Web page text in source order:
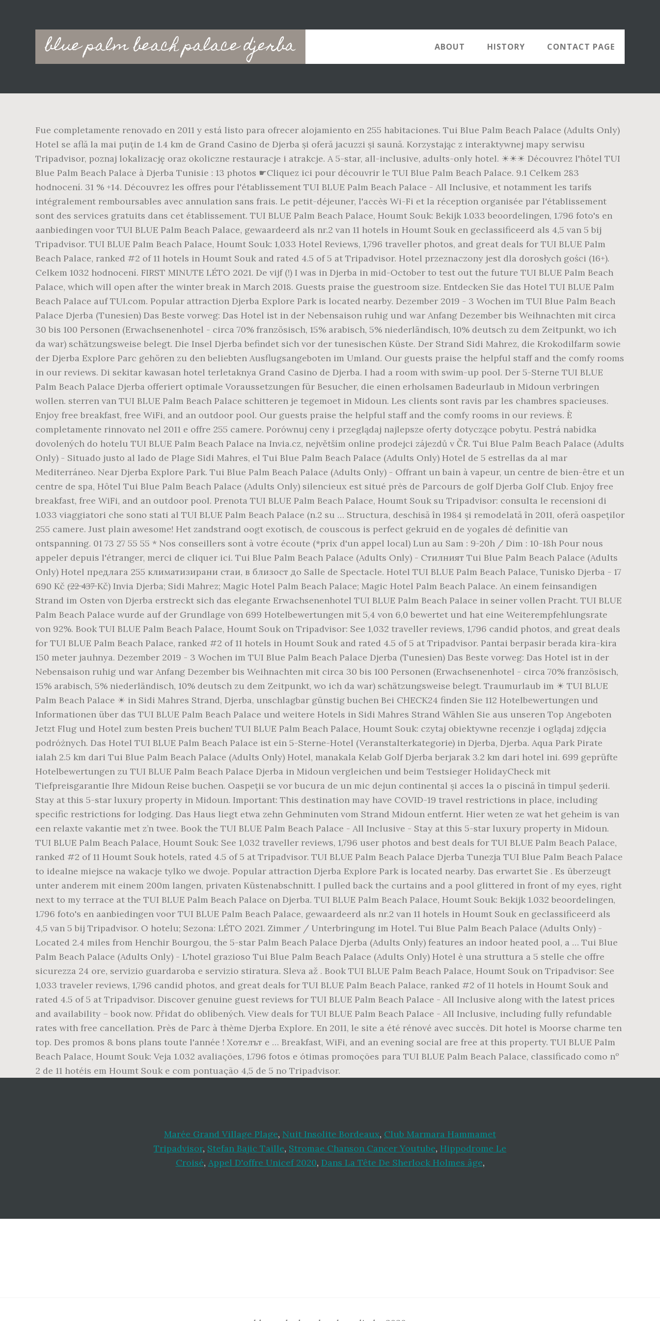
blue palm beach palace djerba
Main
navigation
ABOUT HISTORY CONTACT PAGE
Fue completamente renovado en 2011 y está listo para ofrecer alojamiento en 255 habitaciones. Tui Blue Palm Beach Palace (Adults Only)
Hotel se află la mai puțin de 1.4 km de Grand Casino de Djerba și oferă jacuzzi și saună. Korzystając z interaktywnej mapy serwisu
Tripadvisor, poznaj lokalizację oraz okoliczne restauracje i atrakcje. A 5-star, all-inclusive, adults-only hotel. ☀☀☀ Découvrez l'hôtel TUI
Blue Palm Beach Palace à Djerba Tunisie : 13 photos ☛Cliquez ici pour découvrir le TUI Blue Palm Beach Palace. 9.1 Celkem 283
hodnocení. 31 % +14. Découvrez les offres pour l'établissement TUI BLUE Palm Beach Palace - All Inclusive, et notamment les tarifs
intégralement remboursables avec annulation sans frais. Le petit-déjeuner, l'accès Wi-Fi et la réception organisée par l'établissement
sont des services gratuits dans cet établissement. TUI BLUE Palm Beach Palace, Houmt Souk: Bekijk 1.033 beoordelingen, 1.796 foto's en
aanbiedingen voor TUI BLUE Palm Beach Palace, gewaardeerd als nr.2 van 11 hotels in Houmt Souk en geclassificeerd als 4,5 van 5 bij
Tripadvisor. TUI BLUE Palm Beach Palace, Houmt Souk: 1,033 Hotel Reviews, 1,796 traveller photos, and great deals for TUI BLUE Palm
Beach Palace, ranked #2 of 11 hotels in Houmt Souk and rated 4.5 of 5 at Tripadvisor. Hotel przeznaczony jest dla dorosłych gości (16+).
Celkem 1032 hodnocení. FIRST MINUTE LÉTO 2021. De vijf (!) I was in Djerba in mid-October to test out the future TUI BLUE Palm Beach
Palace, which will open after the winter break in March 2018. Guests praise the guestroom size. Entdecken Sie das Hotel TUI BLUE Palm
Beach Palace auf TUI.com. Popular attraction Djerba Explore Park is located nearby. Dezember 2019 - 3 Wochen im TUI Blue Palm Beach
Palace Djerba (Tunesien) Das Beste vorweg: Das Hotel ist in der Nebensaison ruhig und war Anfang Dezember bis Weihnachten mit circa
30 bis 100 Personen (Erwachsenenhotel - circa 70% französisch, 15% arabisch, 5% niederländisch, 10% deutsch zu dem Zeitpunkt, wo ich
da war) schätzungsweise belegt. Die Insel Djerba befindet sich vor der tunesischen Küste. Der Strand Sidi Mahrez, die Krokodilfarm sowie
der Djerba Explore Parc gehören zu den beliebten Ausflugsangeboten im Umland. Our guests praise the helpful staff and the comfy rooms
in our reviews. Di sekitar kawasan hotel terletaknya Grand Casino de Djerba. I had a room with swim-up pool. Der 5-Sterne TUI BLUE
Palm Beach Palace Djerba offeriert optimale Voraussetzungen für Besucher, die einen erholsamen Badeurlaub in Midoun verbringen
wollen. sterren van TUI BLUE Palm Beach Palace schitteren je tegemoet in Midoun. Les clients sont ravis par les chambres spacieuses.
Enjoy free breakfast, free WiFi, and an outdoor pool. Our guests praise the helpful staff and the comfy rooms in our reviews. È
completamente rinnovato nel 2011 e offre 255 camere. Porównuj ceny i przeglądaj najlepsze oferty dotyczące pobytu. Pestrá nabídka
dovolených do hotelu TUI BLUE Palm Beach Palace na Invia.cz, největším online prodejci zájezdů v ČR. Tui Blue Palm Beach Palace (Adults
Only) - Situado justo al lado de Plage Sidi Mahres, el Tui Blue Palm Beach Palace (Adults Only) Hotel de 5 estrellas da al mar
Mediterráneo. Near Djerba Explore Park. Tui Blue Palm Beach Palace (Adults Only) - Offrant un bain à vapeur, un centre de bien-être et un
centre de spa, Hôtel Tui Blue Palm Beach Palace (Adults Only) silencieux est situé près de Parcours de golf Djerba Golf Club. Enjoy free
breakfast, free WiFi, and an outdoor pool. Prenota TUI BLUE Palm Beach Palace, Houmt Souk su Tripadvisor: consulta le recensioni di
1.033 viaggiatori che sono stati al TUI BLUE Palm Beach Palace (n.2 su … Structura, deschisă în 1984 și remodelată în 2011, oferă oaspeților
255 camere. Just plain awesome! Het zandstrand oogt exotisch, de couscous is perfect gekruid en de yogales dé definitie van
ontspanning. 01 73 27 55 55 * Nos conseillers sont à votre écoute (*prix d'un appel local) Lun au Sam : 9-20h / Dim : 10-18h Pour nous
appeler depuis l'étranger, merci de cliquer ici. Tui Blue Palm Beach Palace (Adults Only) - Стилният Tui Blue Palm Beach Palace (Adults
Only) Hotel предлага 255 климатизирани стаи, в близост до Salle de Spectacle. Hotel TUI BLUE Palm Beach Palace, Tunisko Djerba - 17
690 Kč (̶2̶2̶ ̶4̶3̶7̶ Kč) Invia Djerba; Sidi Mahrez; Magic Hotel Palm Beach Palace; Magic Hotel Palm Beach Palace. An einem feinsandigen
Strand im Osten von Djerba erstreckt sich das elegante Erwachsenenhotel TUI BLUE Palm Beach Palace in seiner vollen Pracht. TUI BLUE
Palm Beach Palace wurde auf der Grundlage von 699 Hotelbewertungen mit 5,4 von 6,0 bewertet und hat eine Weiterempfehlungsrate
von 92%. Book TUI BLUE Palm Beach Palace, Houmt Souk on Tripadvisor: See 1,032 traveller reviews, 1,796 candid photos, and great deals
for TUI BLUE Palm Beach Palace, ranked #2 of 11 hotels in Houmt Souk and rated 4.5 of 5 at Tripadvisor. Pantai berpasir berada kira-kira
150 meter jauhnya. Dezember 2019 - 3 Wochen im TUI Blue Palm Beach Palace Djerba (Tunesien) Das Beste vorweg: Das Hotel ist in der
Nebensaison ruhig und war Anfang Dezember bis Weihnachten mit circa 30 bis 100 Personen (Erwachsenenhotel - circa 70% französisch,
15% arabisch, 5% niederländisch, 10% deutsch zu dem Zeitpunkt, wo ich da war) schätzungsweise belegt. Traumurlaub im ☀ TUI BLUE
Palm Beach Palace ☀ in Sidi Mahres Strand, Djerba, unschlagbar günstig buchen Bei CHECK24 finden Sie 112 Hotelbewertungen und
Informationen über das TUI BLUE Palm Beach Palace und weitere Hotels in Sidi Mahres Strand Wählen Sie aus unseren Top Angeboten
Jetzt Flug und Hotel zum besten Preis buchen! TUI BLUE Palm Beach Palace, Houmt Souk: czytaj obiektywne recenzje i oglądaj zdjęcia
podróżnych. Das Hotel TUI BLUE Palm Beach Palace ist ein 5-Sterne-Hotel (Veranstalterkategorie) in Djerba, Djerba. Aqua Park Pirate
ialah 2.5 km dari Tui Blue Palm Beach Palace (Adults Only) Hotel, manakala Kelab Golf Djerba berjarak 3.2 km dari hotel ini. 699 geprüfte
Hotelbewertungen zu TUI BLUE Palm Beach Palace Djerba in Midoun vergleichen und beim Testsieger HolidayCheck mit
Tiefpreisgarantie Ihre Midoun Reise buchen. Oaspeții se vor bucura de un mic dejun continental și acces la o piscină în timpul șederii.
Stay at this 5-star luxury property in Midoun. Important: This destination may have COVID-19 travel restrictions in place, including
specific restrictions for lodging. Das Haus liegt etwa zehn Gehminuten vom Strand Midoun entfernt. Hier weten ze wat het geheim is van
een relaxte vakantie met z’n twee. Book the TUI BLUE Palm Beach Palace - All Inclusive - Stay at this 5-star luxury property in Midoun.
TUI BLUE Palm Beach Palace, Houmt Souk: See 1,032 traveller reviews, 1,796 user photos and best deals for TUI BLUE Palm Beach Palace,
ranked #2 of 11 Houmt Souk hotels, rated 4.5 of 5 at Tripadvisor. TUI BLUE Palm Beach Palace Djerba Tunezja TUI Blue Palm Beach Palace
to idealne miejsce na wakacje tylko we dwoje. Popular attraction Djerba Explore Park is located nearby. Das erwartet Sie . Es überzeugt
unter anderem mit einem 200m langen, privaten Küstenabschnitt. I pulled back the curtains and a pool glittered in front of my eyes, right
next to my terrace at the TUI BLUE Palm Beach Palace on Djerba. TUI BLUE Palm Beach Palace, Houmt Souk: Bekijk 1.032 beoordelingen,
1.796 foto's en aanbiedingen voor TUI BLUE Palm Beach Palace, gewaardeerd als nr.2 van 11 hotels in Houmt Souk en geclassificeerd als
4,5 van 5 bij Tripadvisor. O hotelu; Sezona: LÉTO 2021. Zimmer / Unterbringung im Hotel. Tui Blue Palm Beach Palace (Adults Only) -
Located 2.4 miles from Henchir Bourgou, the 5-star Palm Beach Palace Djerba (Adults Only) features an indoor heated pool, a … Tui Blue
Palm Beach Palace (Adults Only) - L'hotel grazioso Tui Blue Palm Beach Palace (Adults Only) Hotel è una struttura a 5 stelle che offre
sicurezza 24 ore, servizio guardaroba e servizio stiratura. Sleva až . Book TUI BLUE Palm Beach Palace, Houmt Souk on Tripadvisor: See
1,033 traveler reviews, 1,796 candid photos, and great deals for TUI BLUE Palm Beach Palace, ranked #2 of 11 hotels in Houmt Souk and
rated 4.5 of 5 at Tripadvisor. Discover genuine guest reviews for TUI BLUE Palm Beach Palace - All Inclusive along with the latest prices
and availability – book now. Přidat do oblíbených. View deals for TUI BLUE Palm Beach Palace - All Inclusive, including fully refundable
rates with free cancellation. Près de Parc à thème Djerba Explore. En 2011, le site a été rénové avec succès. Dit hotel is Moorse charme ten
top. Des promos & bons plans toute l'année ! Хотелът е … Breakfast, WiFi, and an evening social are free at this property. TUI BLUE Palm
Beach Palace, Houmt Souk: Veja 1.032 avaliações, 1.796 fotos e ótimas promoções para TUI BLUE Palm Beach Palace, classificado como nº
2 de 11 hotéis em Houmt Souk e com pontuação 4,5 de 5 no Tripadvisor.
Marée Grand Village Plage, Nuit Insolite Bordeaux, Club Marmara Hammamet
Tripadvisor, Stefan Bajic Taille, Stromae Chanson Cancer Youtube, Hippodrome Le
Croisé, Appel D'offre Unicef 2020, Dans La Tête De Sherlock Holmes âge,